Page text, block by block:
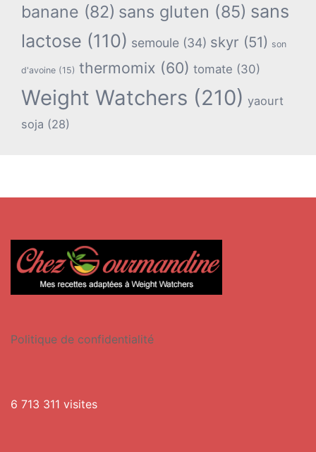
banane (82) sans gluten (85) sans
lactose (110) semoule (34) skyr (51) son
d'avoine (15) thermomix (60) tomate (30)
Weight Watchers (210) yaourt
soja (28)
Politique de confidentialité
6 713 311 visites